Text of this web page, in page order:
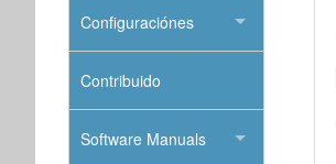
Configuraciónes
Contribuido
Software Manuals